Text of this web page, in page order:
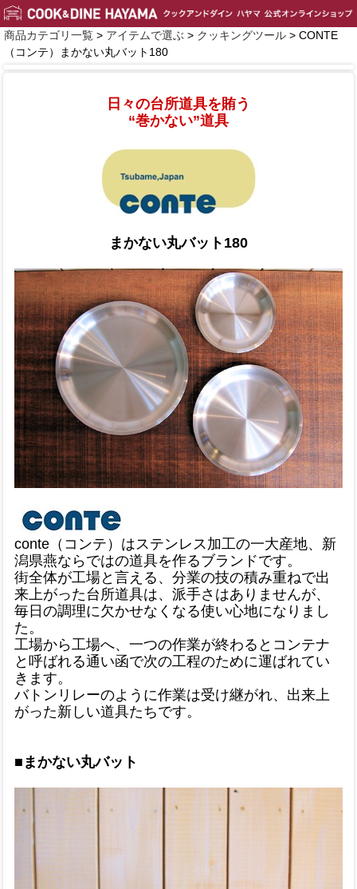
商品カテゴリ一覧 > アイテムで選ぶ > クッキングツール > CONTE
（コンテ）まかない丸バット180
日々の台所道具を賄う
“巻かない”道具
まかない丸バット180
conte（コンテ）はステンレス加工の一大産地、新
潟県燕ならではの道具を作るブランドです。
街全体が工場と言える、分業の技の積み重ねで出
来上がった台所道具は、派手さはありませんが、
毎日の調理に欠かせなくなる使い心地になりまし
た。
工場から工場へ、一つの作業が終わるとコンテナ
と呼ばれる通い函で次の工程のために運ばれてい
きます。
バトンリレーのように作業は受け継がれ、出来上
がった新しい道具たちです。
■まかない丸バット